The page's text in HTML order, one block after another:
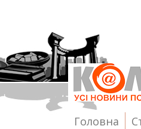
Головна